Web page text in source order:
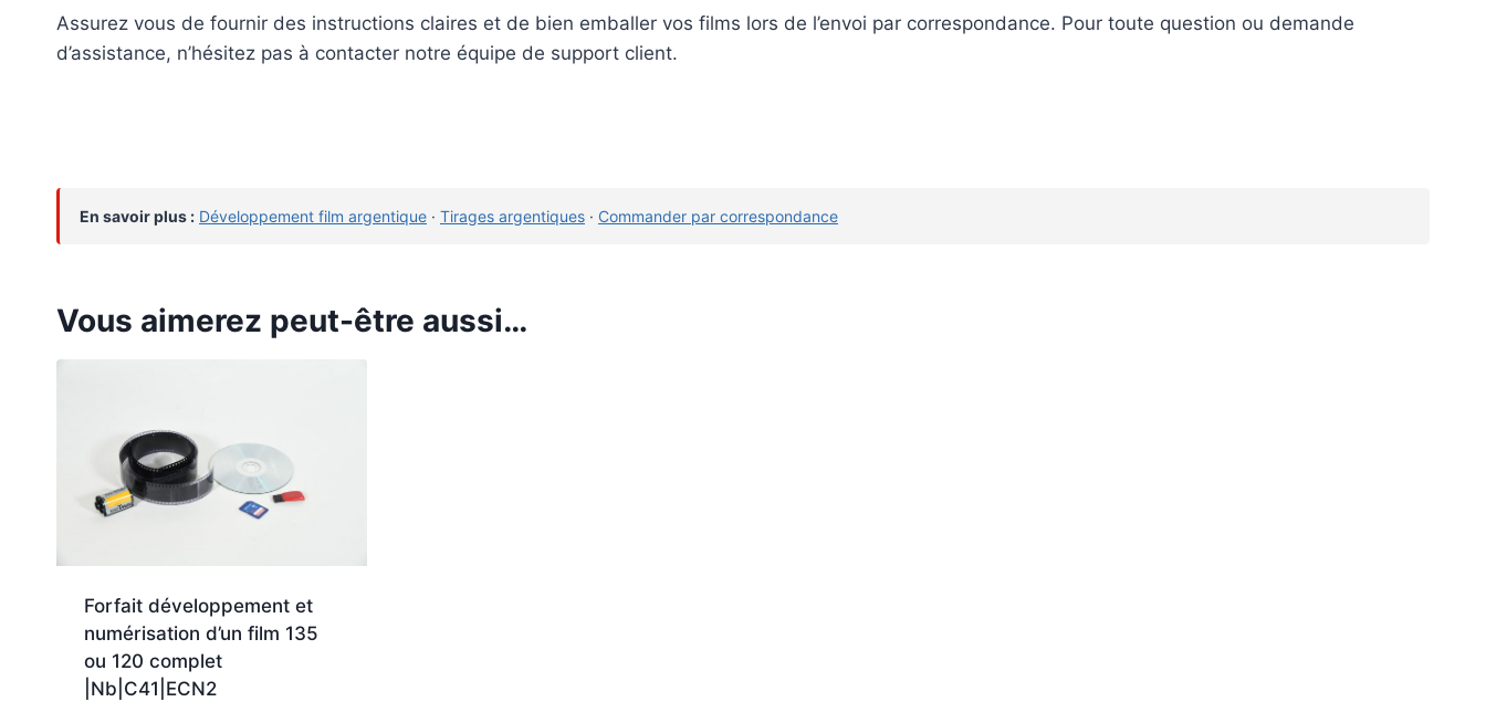
Assurez vous de fournir des instructions claires et de bien emballer vos films lors de l’envoi par correspondance. Pour toute question ou demande
d’assistance, n’hésitez pas à contacter notre équipe de support client.
En savoir plus : Développement film argentique · Tirages argentiques · Commander par correspondance
Vous aimerez peut-être aussi…
Forfait développement et
numérisation d’un film 135
ou 120 complet
|Nb|C41|ECN2